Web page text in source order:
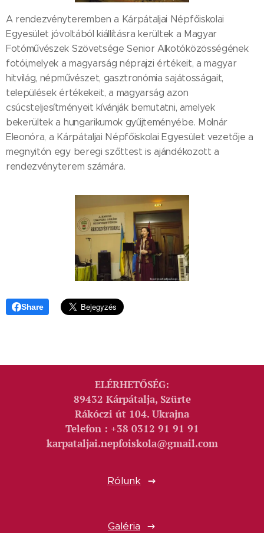
A rendezvényteremben a Kárpátaljai Népfőiskolai
Egyesület jóvoltából kiállításra kerültek a Magyar
Fotóművészek Szövetsége Senior Alkotóközösségének
fotói,melyek a magyarság néprajzi értékeit, a magyar
hitvilág, népművészet, gasztronómia sajátosságait,
települések értékekeit, a magyarság azon
csúcsteljesítményeit kívánják bemutatni, amelyek
bekerültek a hungarikumok gyűjteményébe. Molnár
Eleonóra, a Kárpátaljai Népfőiskolai Egyesület vezetője a
megnyitón egy beregi szőttest is ajándékozott a
rendezvényterem számára.
Share
ELÉRHETŐSÉG:
89432 Kárpátalja, Szürte
Rákóczi út 104. Ukrajna
Telefon : +38 0312 91 91 91
karpataljai.nepfoiskola@gmail.com
Rólunk
Galéria